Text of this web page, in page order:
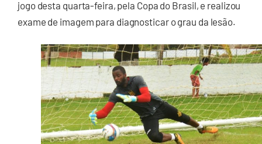
jogo desta quarta-feira, pela Copa do Brasil, e realizou
exame de imagem para diagnosticar o grau da lesão.